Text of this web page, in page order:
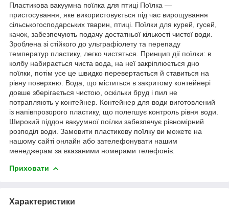
Пластикова вакуумна поїлка для птиці Поїлка —
пристосування, яке використовується під час вирощування
сільськогосподарських тварин, птиці. Поїлки для курей, гусей,
качок, забезпечують подачу достатньої кількості чистої води.
Зроблена зі стійкого до ультрафіолету та перепаду
температур пластику, легко чистяться. Принцип дії поїлки: в
колбу набирається чиста вода, на неї закріплюється дно
поїлки, потім усе це швидко перевертається й ставиться на
рівну поверхню. Вода, що міститься в закритому контейнері
довше зберігається чистою, оскільки бруд і пил не
потрапляють у контейнер. Контейнер для води виготовлений
із напівпрозорого пластику, що полегшує контроль рівня води.
Широкий піддон вакуумної поїлки забезпечує рівномірний
розподіл води. Замовити пластикову поїлку ви можете на
нашому сайті онлайн або зателефонувати нашим
менеджерам за вказаними номерами телефонів.
Приховати
Характеристики